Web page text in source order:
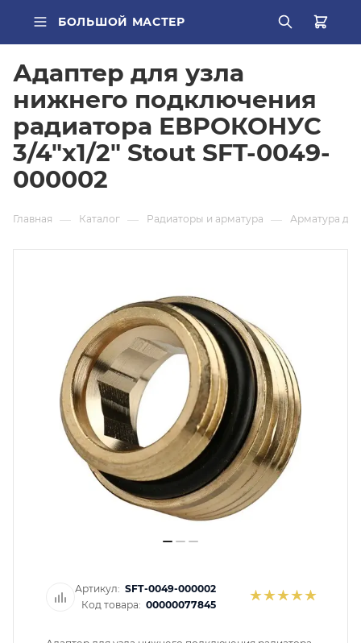
БОЛЬШОЙ МАСТЕР
БРЕНДЫ
ГАРАНТИЯ
СЕРТИФИКАТЫ
КОНТАКТЫ
Адаптер для узла
нижнего подключения
радиатора ЕВРОКОНУС
3/4"х1/2" Stout SFT-0049-
000002
Главная — Каталог — Радиаторы и арматура — Арматура
Артикул: SFT-0049-000002
Код товара: 00000077845
ВСЕ КАТЕГОРИИ
ПОПУЛЯРНОЕ
труба PEX
радиатор стальной
Кондиционер Ballu
котел газовый Baxi
Подбор по параметрам
Не можете найти нужный товар? Наши специалисты
помогут с подбором.
ЗАКАЗАТЬ ЗВОНОК